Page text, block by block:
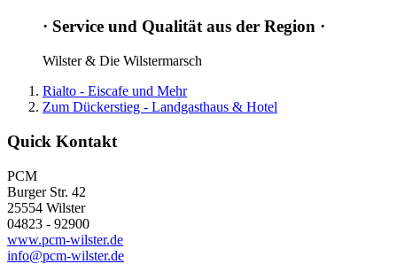
· Service und Qualität aus der Region ·
Wilster & Die Wilstermarsch
Rialto - Eiscafe und Mehr
Zum Dückerstieg - Landgasthaus & Hotel
Quick Kontakt
PCM
Burger Str. 42
25554 Wilster
04823 - 92900
www.pcm-wilster.de
info@pcm-wilster.de